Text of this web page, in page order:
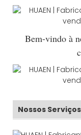
Bem-vindo à
Nossos Serviços